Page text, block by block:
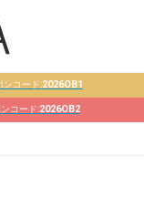
ンコード:2026OB1
コード:2026OB2